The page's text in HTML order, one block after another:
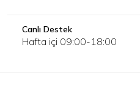
Canlı Destek
Hafta içi 09:00-18:00